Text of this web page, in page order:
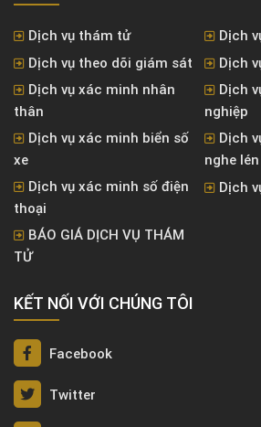
Dịch vụ thám tử
Dịch
Dịch vụ theo dõi giám sát
Dịch
Dịch vụ xác minh nhân
thân
Dịch
nghiệp
Dịch vụ xác minh biển số
xe
Dịch
nghe
Dịch vụ xác minh số điện
thoại
Dịch
BÁO GIÁ DỊCH VỤ THÁM
TỬ
KẾT NỐI VỚI CHÚNG TÔI
Facebook
Twitter